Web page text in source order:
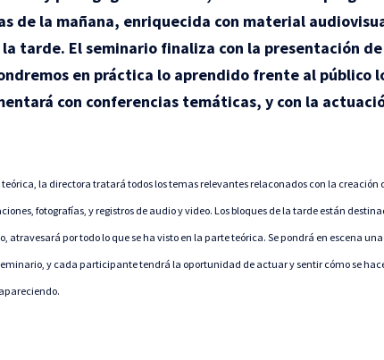
de la mañana, enriquecida con material
tarde. El seminario finaliza con la presentación
en práctica lo aprendido frente al público
con conferencias temáticas, y con la
teórica, la directora tratará todos los temas relevantes relaconados con la creación
fotografías, y registros de audio y video. Los bloques de la tarde están
atravesará por todo lo que se ha visto en la parte teórica. Se pondrá en escena
y cada participante tendrá la oportunidad de actuar y sentir cómo se